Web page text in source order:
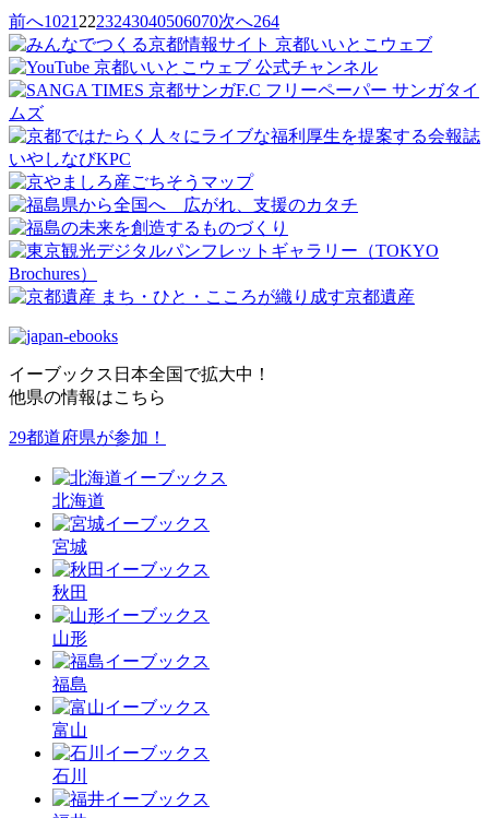
前へ1021 2223243040506070次へ264
イーブックス日本全国で拡大中！
他県の情報はこちら
29都道府県が参加！
北海道
宮城
秋田
山形
福島
富山
石川